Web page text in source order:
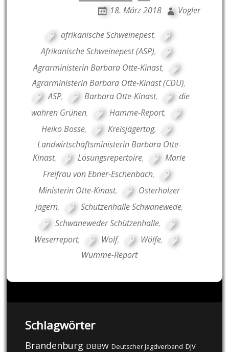
18. März 2018 Vogler
afrikanische Schweinepest,
Afrikanische Schweinepest (ASP),
Agrarministerin Barbara Otte-Kinast,
Agrarministerin Barbara Otte-Kinast (CDU),
ASP, Barbara Otte-Kinast,
die
wahren Grünen, Hamme-Report,
Heiko Bosse, Kreisjägertag,
Landwirtschaftsministerin Barbara Otte-
Kinast, Lösungsrepertoire,
Marie
Freifrau von Ebner-Eschenbach,
Ministerin Otte-Kinast,
Osterholzer
Jägern, Schützenhalle Schwanewede,
Schwaneweder Schützenhalle,
Weserreport, Wolf, Wölfe,
Wümme-Report
Schlagwörter
Brandenburg DBBW Deutscher Jagdverband DJV